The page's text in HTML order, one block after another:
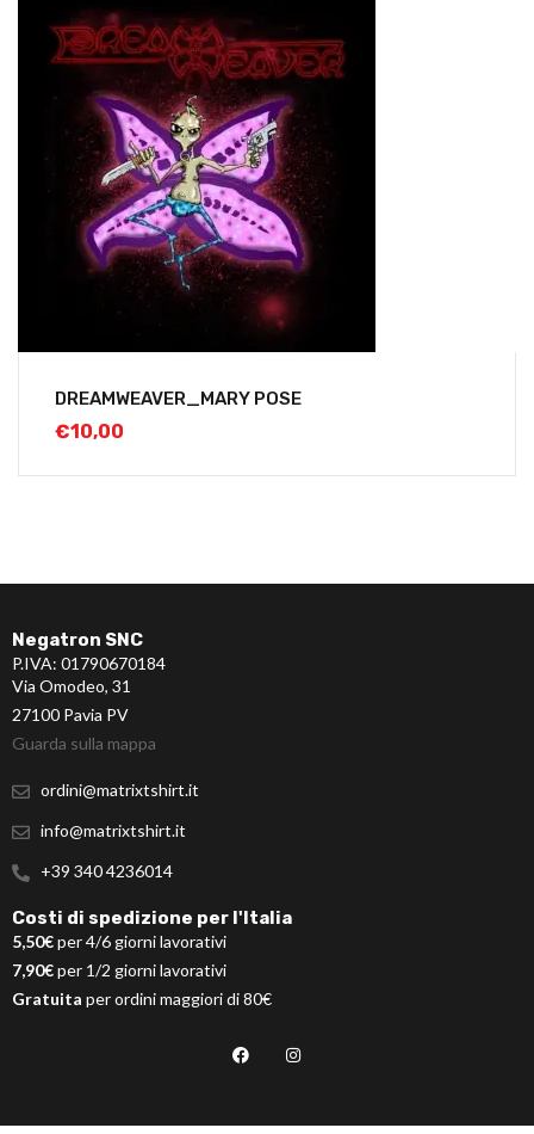
DREAMWEAVER_MARY POSE
€10,00
Negatron SNC
P.IVA: 01790670184
Via Omodeo, 31
27100 Pavia PV
Guarda sulla mappa
ordini@matrixtshirt.it
info@matrixtshirt.it
+39 340 4236014
Costi di spedizione per l'Italia
5,50€per 4/6 giorni lavorativi
7,90€per 1/2 giorni lavorativi
Gratuita per ordini maggiori di 80€